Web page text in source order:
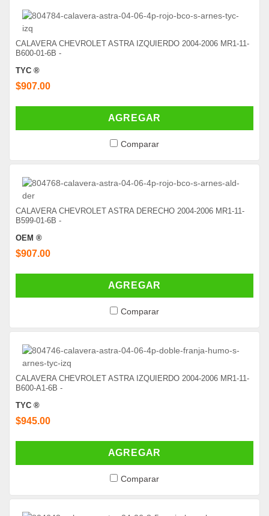
CALAVERA CHEVROLET ASTRA IZQUIERDO 2004-2006 MR1-11-
B600-01-6B -
TYC ®
$907.00
AGREGAR
Comparar
CALAVERA CHEVROLET ASTRA DERECHO 2004-2006 MR1-11-
B599-01-6B -
OEM ®
$907.00
AGREGAR
Comparar
CALAVERA CHEVROLET ASTRA IZQUIERDO 2004-2006 MR1-11-
B600-A1-6B -
TYC ®
$945.00
AGREGAR
Comparar